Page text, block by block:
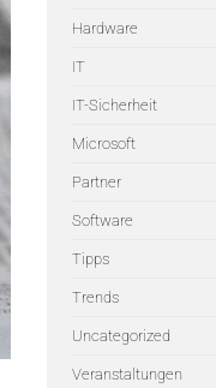
Hardware
IT
IT-Sicherheit
Microsoft
Partner
Software
Tipps
Trends
Uncategorized
Veranstaltungen